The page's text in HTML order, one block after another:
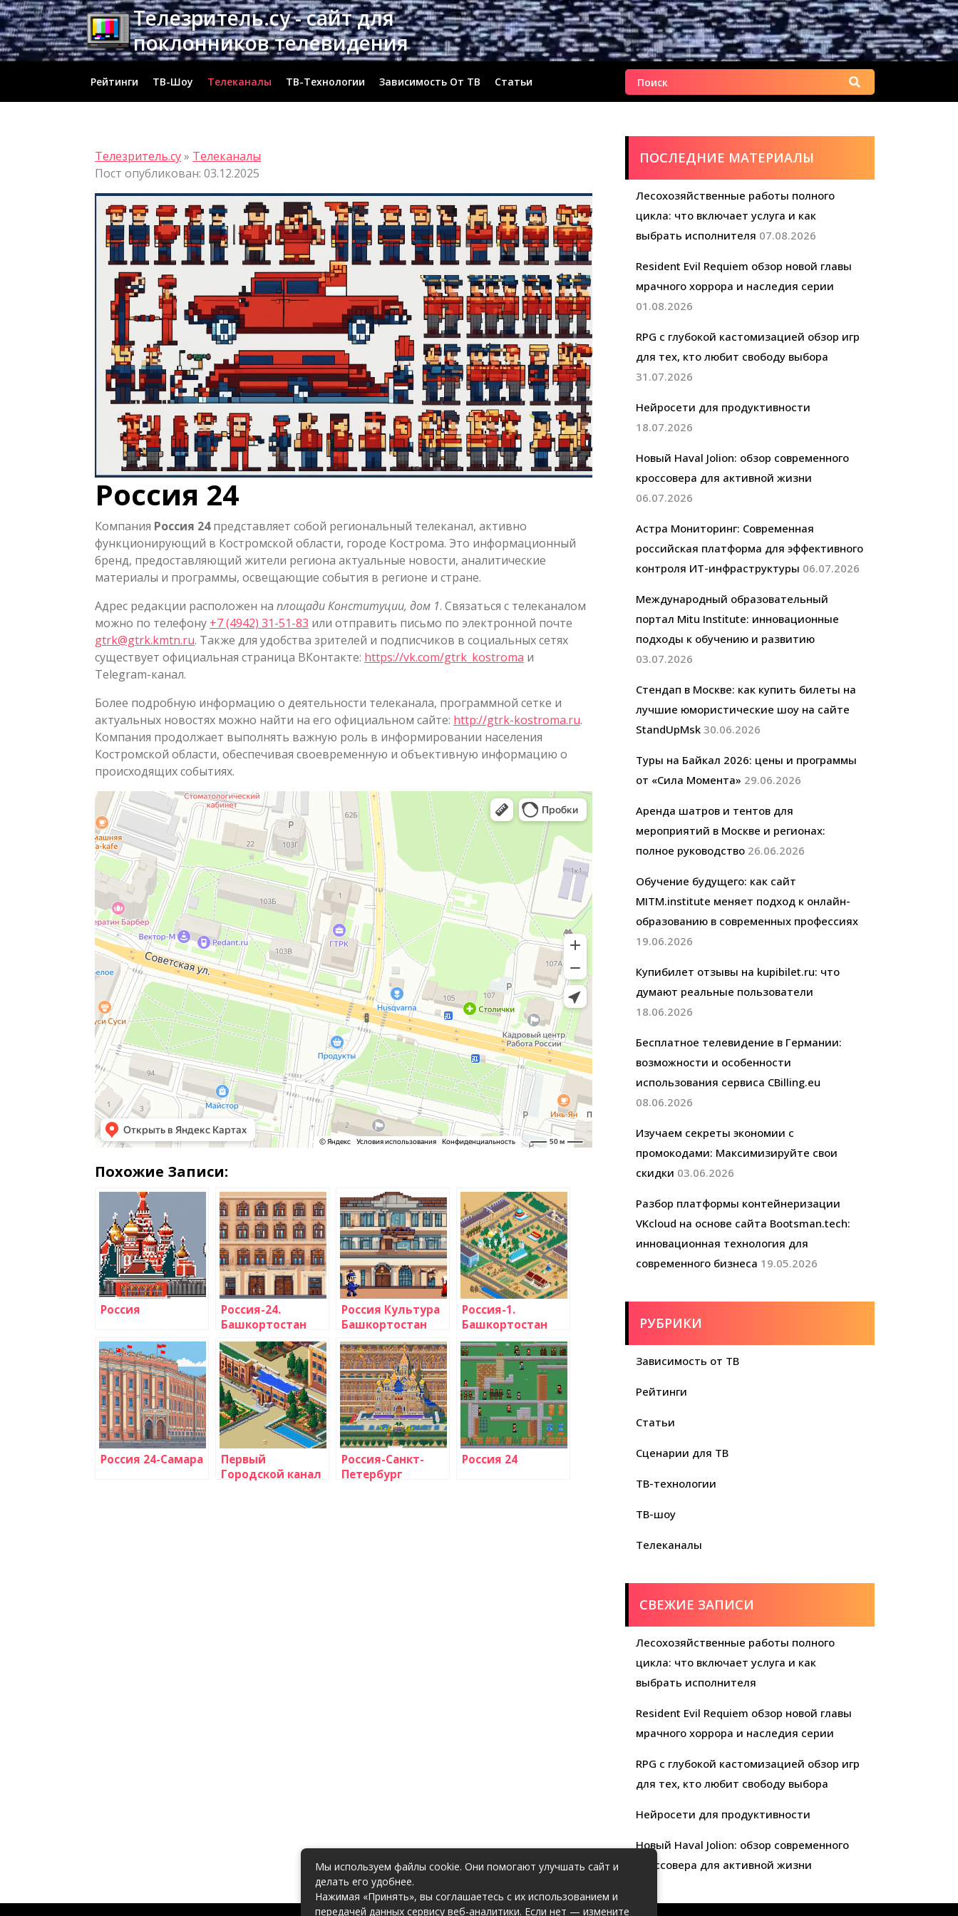
Перейти
к
содержимому
Телезритель.су - сайт для
поклонников телевидения
Рейтинги ТВ-Шоу Телеканалы ТВ-Технологии Зависимость От ТВ Статьи Найти:
Телезритель.су» Телеканалы
Пост опубликован: 03.12.2025
Россия 24
Компания Россия 24представляет собой региональный телеканал, активно
функционирующий в Костромской области, городе Кострома. Это информационный
бренд, предоставляющий жители региона актуальные новости, аналитические
материалы и программы, освещающие события в регионе и стране.
Адрес редакции расположен на площади Конституции, дом 1. Связаться с телеканалом
можно по телефону +7 (4942) 31-51-83 или отправить письмо по электронной почте
gtrk@gtrk.kmtn.ru. Также для удобства зрителей и подписчиков в социальных сетях
существует официальная страница ВКонтакте: https://vk.com/gtrk_kostroma и
Telegram-канал.
Более подробную информацию о деятельности телеканала, программной сетке и
актуальных новостях можно найти на его официальном сайте: http://gtrk-kostroma.ru.
Компания продолжает выполнять важную роль в информировании населения
Костромской области, обеспечивая своевременную и объективную информацию о
происходящих событиях.
Похожие Записи:
Россия
Россия-24.
Башкортостан
Россия Культура
Башкортостан
Россия-1.
Башкортостан
Россия 24-Самара
Первый
Городской канал
Россия-Санкт-
Петербург
Россия 24
ПОСЛЕДНИЕ МАТЕРИАЛЫ
Лесохозяйственные работы полного
цикла: что включает услуга и как
выбрать исполнителя 07.08.2026
Resident Evil Requiem обзор новой главы
мрачного хоррора и наследия серии
01.08.2026
RPG с глубокой кастомизацией обзор игр
для тех, кто любит свободу выбора
31.07.2026
Нейросети для продуктивности
18.07.2026
Новый Haval Jolion: обзор современного
кроссовера для активной жизни
06.07.2026
Астра Мониторинг: Современная
российская платформа для эффективного
контроля ИТ-инфраструктуры 06.07.2026
Международный образовательный
портал Mitu Institute: инновационные
подходы к обучению и развитию
03.07.2026
Стендап в Москве: как купить билеты на
лучшие юмористические шоу на сайте
StandUpMsk 30.06.2026
Туры на Байкал 2026: цены и программы
от «Сила Момента» 29.06.2026
Аренда шатров и тентов для
мероприятий в Москве и регионах:
полное руководство 26.06.2026
Обучение будущего: как сайт
MITM.institute меняет подход к онлайн-
образованию в современных профессиях
19.06.2026
Купибилет отзывы на kupibilet.ru: что
думают реальные пользователи
18.06.2026
Бесплатное телевидение в Германии:
возможности и особенности
использования сервиса CBilling.eu
08.06.2026
Изучаем секреты экономии с
промокодами: Максимизируйте свои
скидки 03.06.2026
Разбор платформы контейнеризации
VKcloud на основе сайта Bootsman.tech:
инновационная технология для
современного бизнеса 19.05.2026
РУБРИКИ
Зависимость от ТВ
Рейтинги
Статьи
Сценарии для ТВ
ТВ-технологии
ТВ-шоу
Телеканалы
СВЕЖИЕ ЗАПИСИ
Лесохозяйственные работы полного
цикла: что включает услуга и как
выбрать исполнителя
Resident Evil Requiem обзор новой главы
мрачного хоррора и наследия серии
RPG с глубокой кастомизацией обзор игр
для тех, кто любит свободу выбора
Нейросети для продуктивности
Новый Haval Jolion: обзор современного
кроссовера для активной жизни
Мы используем файлы cookie. Они помогают улучшать сайт и
делать его удобнее.
Нажимая «Принять», вы соглашаетесь с их использованием и
передачей данных сервису веб-аналитики. Если нет — измените